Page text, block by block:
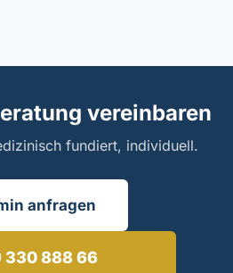
vereinbaren
fundiert, individuell.
anfragen
330 888 66